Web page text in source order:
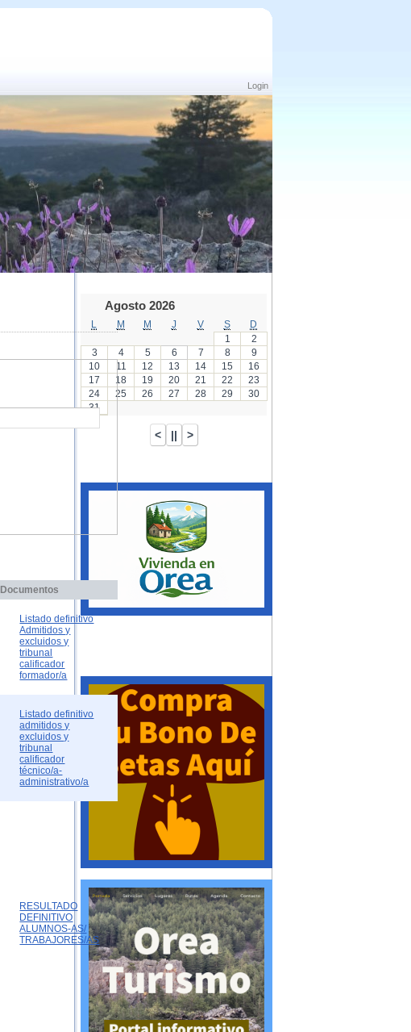
Login
Documentos
Listado definitivo
Admitidos y
excluidos y
tribunal
calificador
formador/a
Listado definitivo
admitidos y
excluidos y
tribunal
calificador
técnico/a-
administrativo/a
RESULTADO
DEFINITIVO
ALUMNOS-AS/
TRABAJORES/AS
Agosto 2026
M M J V S
D
1
2
3
4 5 6 7 8
9
10
11 12 13 14 15
16
17
18 19 20 21 22
23
24
25 26 27 28 29
30
31